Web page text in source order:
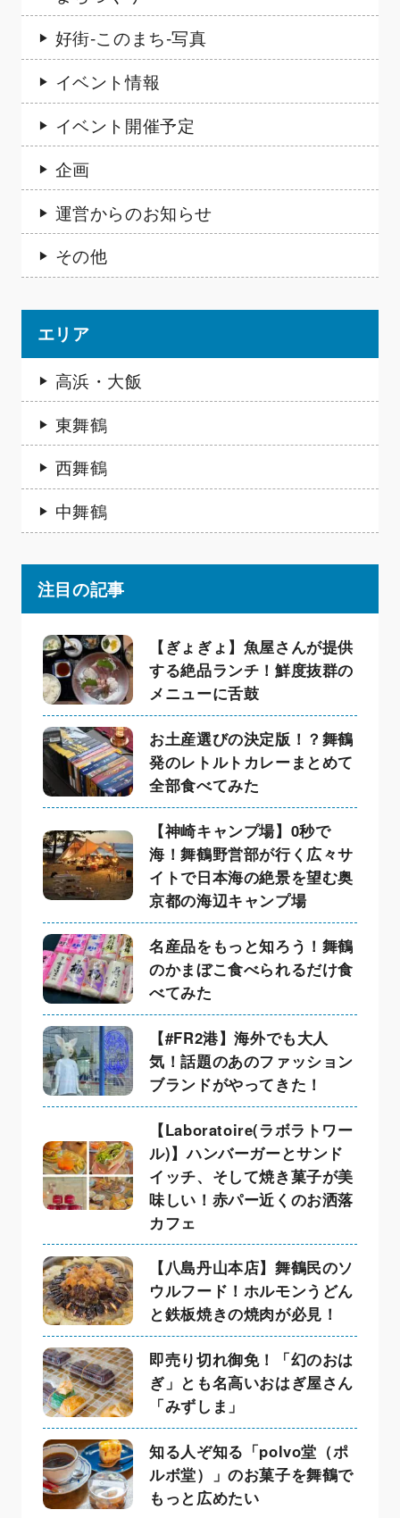
好街-このまち-写真
イベント情報
イベント開催予定
企画
運営からのお知らせ
その他
エリア
高浜・大飯
東舞鶴
西舞鶴
中舞鶴
注目の記事
【ぎょぎょ】魚屋さんが提供
する絶品ランチ！鮮度抜群の
メニューに舌鼓
お土産選びの決定版！？舞鶴
発のレトルトカレーまとめて
全部食べてみた
【神崎キャンプ場】0秒で
海！舞鶴野営部が行く広々サ
イトで日本海の絶景を望む奥
京都の海辺キャンプ場
名産品をもっと知ろう！舞鶴
のかまぼこ食べられるだけ食
べてみた
【#FR2港】海外でも大人
気！話題のあのファッション
ブランドがやってきた！
【Laboratoire(ラボラトワー
ル)】ハンバーガーとサンド
イッチ、そして焼き菓子が美
味しい！赤パー近くのお洒落
カフェ
【八島丹山本店】舞鶴民のソ
ウルフード！ホルモンうどん
と鉄板焼きの焼肉が必見！
即売り切れ御免！「幻のおは
ぎ」とも名高いおはぎ屋さん
「みずしま」
知る人ぞ知る「polvo堂（ポ
ルボ堂）」のお菓子を舞鶴で
もっと広めたい